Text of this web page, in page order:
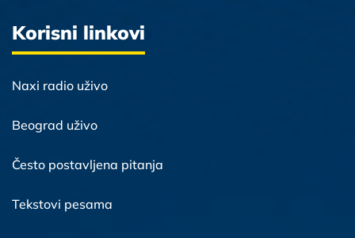
Korisni linkovi
Naxi radio uživo
Beograd uživo
Često postavljena pitanja
Tekstovi pesama